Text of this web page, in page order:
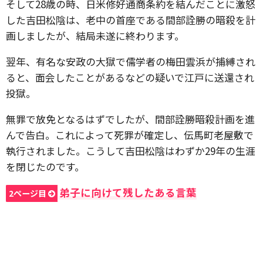
そして28歳の時、日米修好通商条約を結んだことに激怒
した吉田松陰は、老中の首座である間部詮勝の暗殺を計
画しましたが、結局未遂に終わります。
翌年、有名な安政の大獄で儒学者の梅田雲浜が捕縛され
ると、面会したことがあるなどの疑いで江戸に送還され
投獄。
無罪で放免となるはずでしたが、間部詮勝暗殺計画を進
んで告白。これによって死罪が確定し、伝馬町老屋敷で
執行されました。こうして吉田松陰はわずか29年の生涯
を閉じたのです。
2ページ目 弟子に向けて残したある言葉